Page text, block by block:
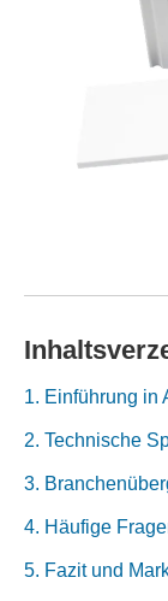
1. Einführung in
2. Technische
3.
4. Häufige
5. Fazit und